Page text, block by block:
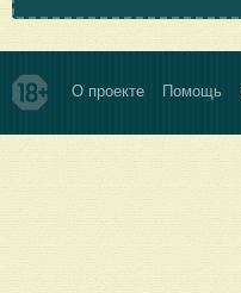
О проекте Помощь